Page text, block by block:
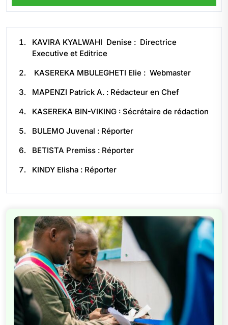
KAVIRA KYALWAHI Denise : Directrice
Executive et Editrice
KASEREKA MBULEGHETI Elie : Webmaster
MAPENZI Patrick A. : Rédacteur en Chef
KASEREKA BIN-VIKING : Sécrétaire de rédaction
BULEMO Juvenal : Réporter
BETISTA Premiss : Réporter
KINDY Elisha : Réporter